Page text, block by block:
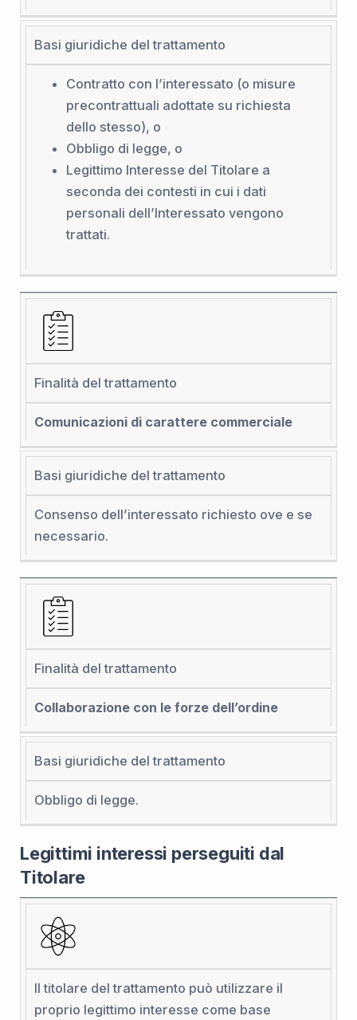
Basi giuridiche del trattamento
Contratto con l’interessato (o misure
precontrattuali adottate su richiesta
dello stesso), o
Obbligo di legge, o
Legittimo Interesse del Titolare a
seconda dei contesti in cui i dati
personali dell’Interessato vengono
trattati.
Finalità del trattamento
Comunicazioni di carattere commerciale
Basi giuridiche del trattamento
Consenso dell’interessato richiesto ove e se
necessario.
Finalità del trattamento
Collaborazione con le forze dell’ordine
Basi giuridiche del trattamento
Obbligo di legge.
Legittimi interessi perseguiti dal
Titolare
Il titolare del trattamento può utilizzare il
proprio legittimo interesse come base